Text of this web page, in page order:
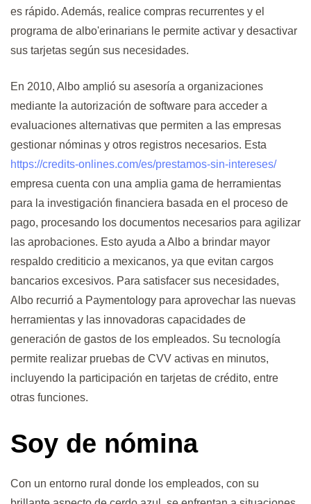
es rápido. Además, realice compras recurrentes y el
programa de albo'erinarians le permite activar y desactivar
sus tarjetas según sus necesidades.
En 2010, Albo amplió su asesoría a organizaciones
mediante la autorización de software para acceder a
evaluaciones alternativas que permiten a las empresas
gestionar nóminas y otros registros necesarios. Esta
https://credits-onlines.com/es/prestamos-sin-intereses/
empresa cuenta con una amplia gama de herramientas
para la investigación financiera basada en el proceso de
pago, procesando los documentos necesarios para agilizar
las aprobaciones. Esto ayuda a Albo a brindar mayor
respaldo crediticio a mexicanos, ya que evitan cargos
bancarios excesivos. Para satisfacer sus necesidades,
Albo recurrió a Paymentology para aprovechar las nuevas
herramientas y las innovadoras capacidades de
generación de gastos de los empleados. Su tecnología
permite realizar pruebas de CVV activas en minutos,
incluyendo la participación en tarjetas de crédito, entre
otras funciones.
Soy de nómina
Con un entorno rural donde los empleados, con su